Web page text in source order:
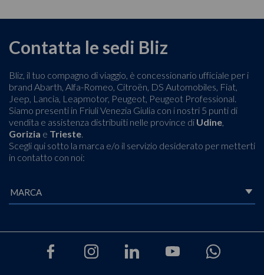
Contatta le sedi Bliz
Bliz, il tuo compagno di viaggio, è concessionario ufficiale per i
brand Abarth, Alfa-Romeo, Citroën, DS Automobiles, Fiat,
Jeep, Lancia, Leapmotor, Peugeot, Peugeot Professional.
Siamo presenti in Friuli Venezia Giulia con i nostri 5 punti di
vendita e assistenza distribuiti nelle province di Udine,
Gorizia e Trieste.
Scegli qui sotto la marca e/o il servizio desiderato per metterti
in contatto con noi: